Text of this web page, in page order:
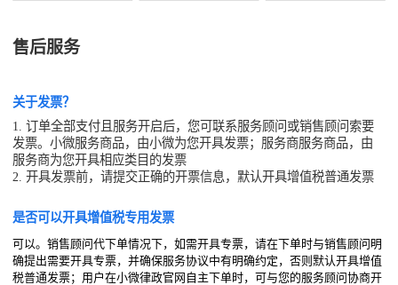
售后服务
关于发票？
1. 订单全部支付且服务开启后，您可联系服务顾问或销售顾问索要
发票。小微服务商品，由小微为您开具发票；服务商服务商品，由
服务商为您开具相应类目的发票
2. 开具发票前，请提交正确的开票信息，默认开具增值税普通发票
是否可以开具增值税专用发票
可以。销售顾问代下单情况下，如需开具专票，请在下单时与销售顾问明
确提出需要开具专票，并确保服务协议中有明确约定，否则默认开具增值
税普通发票；用户在小微律政官网自主下单时，可与您的服务顾问协商开